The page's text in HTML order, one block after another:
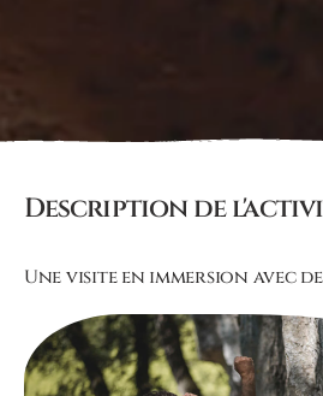
Description de
Une visite en immersion avec